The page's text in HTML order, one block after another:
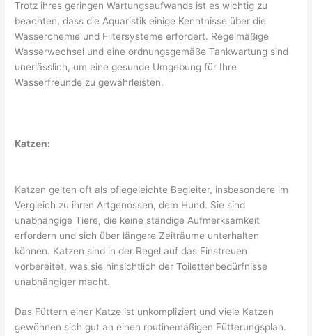
Trotz ihres geringen Wartungsaufwands ist es wichtig zu
beachten, dass die Aquaristik einige Kenntnisse über die
Wasserchemie und Filtersysteme erfordert. Regelmäßige
Wasserwechsel und eine ordnungsgemäße Tankwartung sind
unerlässlich, um eine gesunde Umgebung für Ihre
Wasserfreunde zu gewährleisten.
Katzen:
Katzen gelten oft als pflegeleichte Begleiter, insbesondere im
Vergleich zu ihren Artgenossen, dem Hund. Sie sind
unabhängige Tiere, die keine ständige Aufmerksamkeit
erfordern und sich über längere Zeiträume unterhalten
können. Katzen sind in der Regel auf das Einstreuen
vorbereitet, was sie hinsichtlich der Toilettenbedürfnisse
unabhängiger macht.
Das Füttern einer Katze ist unkompliziert und viele Katzen
gewöhnen sich gut an einen routinemäßigen Fütterungsplan.